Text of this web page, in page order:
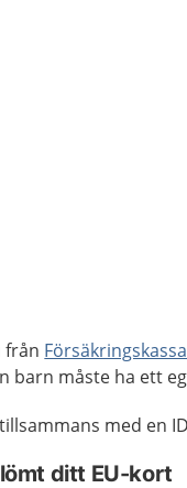
från
barn måste ha ett
med en
ditt EU-kort